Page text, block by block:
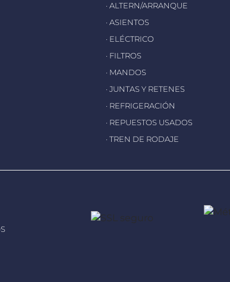
· ALTERN/ARRANQUE
· ASIENTOS
· ELÉCTRICO
· FILTROS
· MANDOS
· JUNTAS Y RETENES
· REFRIGERACIÓN
· REPUESTOS USADOS
· TREN DE RODAJE